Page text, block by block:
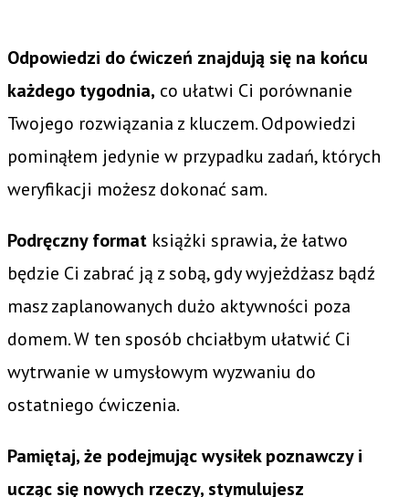
Odpowiedzi do ćwiczeń znajdują się na końcu
każdego tygodnia, co ułatwi Ci porównanie
Twojego rozwiązania z kluczem. Odpowiedzi
pominąłem jedynie w przypadku zadań, których
weryfikacji możesz dokonać sam.
Podręczny format książki sprawia, że łatwo
będzie Ci zabrać ją z sobą, gdy wyjeżdżasz bądź
masz zaplanowanych dużo aktywności poza
domem. W ten sposób chciałbym ułatwić Ci
wytrwanie w umysłowym wyzwaniu do
ostatniego ćwiczenia.
Pamiętaj, że podejmując wysiłek poznawczy i
ucząc się nowych rzeczy, stymulujesz